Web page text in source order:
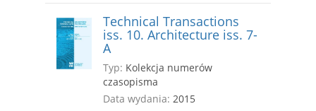
Technical Transactions
iss. 10. Architecture iss. 7-
A
Typ: Kolekcja numerów
czasopisma
Data wydania: 2015